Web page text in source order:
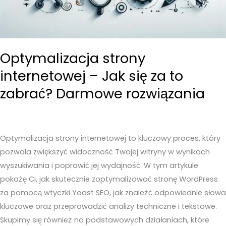
Optymalizacja strony
internetowej – Jak się za to
zabrać? Darmowe rozwiązania
Optymalizacja strony internetowej to kluczowy proces, który
pozwala zwiększyć widoczność Twojej witryny w wynikach
wyszukiwania i poprawić jej wydajność. W tym artykule
pokażę Ci, jak skutecznie zoptymalizować stronę WordPress
za pomocą wtyczki Yoast SEO, jak znaleźć odpowiednie słowa
kluczowe oraz przeprowadzić analizy techniczne i tekstowe.
Skupimy się również na podstawowych działaniach, które